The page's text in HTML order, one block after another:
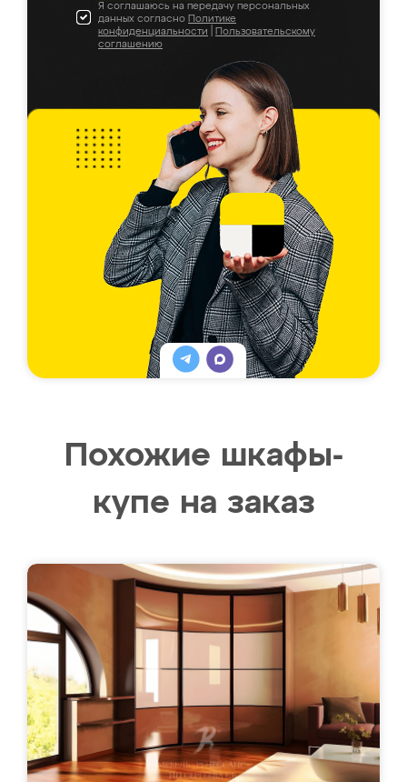
Я соглашаюсь на передачу персональных
данных согласно Политике
конфиденциальности
Пользовательскому
соглашению
Похожие шкафы-
купе на заказ